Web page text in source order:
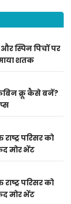
स्पिन पिचों पर
शतक
क्रू कैसे बनें?
परिसर को
मोर भेंट
परिसर को
मोर भेंट